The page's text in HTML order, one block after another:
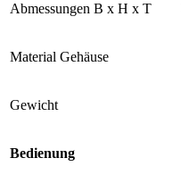
Abmessungen B x H x T
Material Gehäuse
Gewicht
Bedienung